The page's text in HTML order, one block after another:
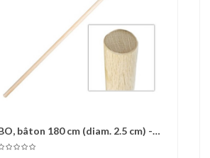
Comparer Liste d'envies
bâton 180 cm (diam. 2.5 cm) -